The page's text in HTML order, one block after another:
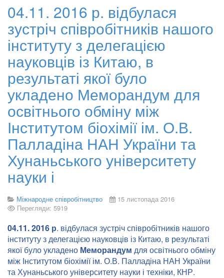
04.11. 2016 р. відбулася
зустріч співробітників нашого
інституту з делегацією
науковців із Китаю, в
результаті якої було
укладено Меморандум для
освітнього обміну між
Інститутом біохімії ім. О.В.
Палладіна НАН України та
Хунаньського університету
науки і
Міжнародне співробітництво
15 листопада 2016
Перегляди: 5919
04.11. 2016 р. відбулася зустріч співробітників нашого
інституту з делегацією науковців із Китаю, в результаті
якої було укладено Меморандум для освітнього обміну
між Інститутом біохімії ім. О.В. Палладіна НАН України
та Хунаньського університету науки і техніки, КНР.